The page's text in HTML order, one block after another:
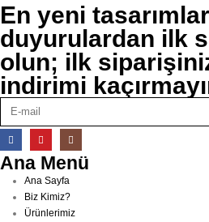
En yeni
duyurulardan ilk
olun; ilk
indirimi
Ana Menü
Ana Sayfa
Biz Kimiz?
Ürünlerimiz